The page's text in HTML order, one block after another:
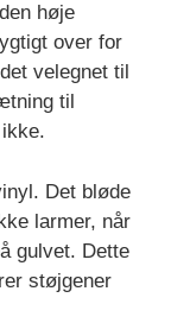
høje
over for
velegnet til
til
Det bløde
larmer, når
gulvet. Dette
støjgener